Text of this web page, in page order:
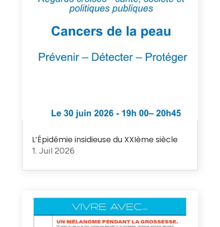
L’Épidémie insidieuse du XXIème siècle
1. Juil 2026